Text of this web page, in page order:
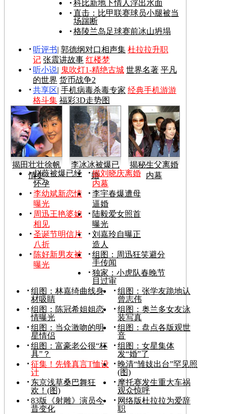
科比新地下情人浮出水面
直击：比甲联赛球员小腿被当
场踹断
格陵兰岛足球赛前冰山坍塌
听评书| 郭德纲对口相声集 杜拉拉升职
记 张震讲故事 红楼梦
听小说| 鬼吹灯1-精绝古城 世界名著 平凡
的世界 货币战争2
共享区| 手机病毒杀毒专家 经典手机游游
格斗集 福彩3D走势图
揭田壮壮徐帆
情史
李冰冰被爆已
婚
揭秘生父离婚
内幕
赵薇被爆已经
怀孕
揭刘晓庆离婚
内幕
李幼斌新恋情
曝光
李宇春爆遭母
逼婚
周迅王艳婆媳
相见
陆毅爱女照首
曝光
圣诞节明信片
八折
刘嘉玲自曝正
造人
陈好新男友被
曝光
组图：周迅狂笑避分
手传闻
独家：小虎队春晚节
目过审
组图：林嘉绮曲线身
材吸睛
组图：张学友跪地认
曾志伟
组图：陈冠希姐姐恋
情曝光
组图：奥兰多女友泳
装写真
组图：当众激吻的明
星情侣
组图：盘点各版观世
音
组图：富豪老公很“杯
具”？
组图：女星集体
发“婚”了
征集！先锋真言T恤设
计
晚清“雏妓出台”罕见照
(图)
东京浅草桑巴舞狂
欢！(图)
摩托赛发生重大车祸
观众惊呼
83版《射雕》演员今
昔变化
网络版杜拉拉为爱辞
职